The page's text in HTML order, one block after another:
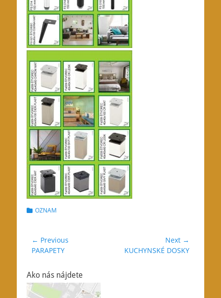
Categories
OZNAM
Navigácia
v
← Previous
Previous
PARAPETY
Next →
NextKUCHYNSKÉ DOSKY
Ako nás nájdete